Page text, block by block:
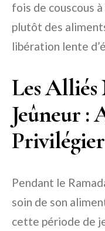
fois de couscous
plutôt des
libération lente
Les
Jeûneur :
Privilégier
Pendant le
soin de son
cette période de